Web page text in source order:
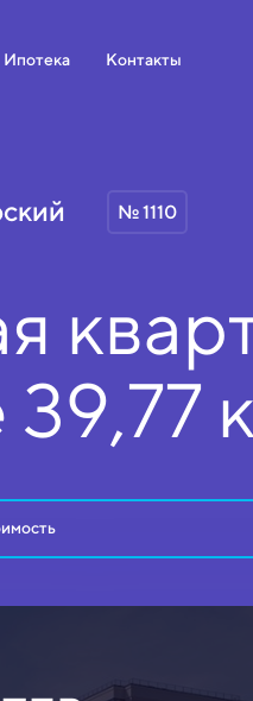
Ипотека Контакты
№ 1110
39,77